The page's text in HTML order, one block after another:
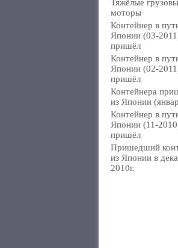
Тяжёлые
моторы
Контейнер в
Японии (03-
пришёл
Контейнер в
Японии (02-
пришёл
Контейнера
из Японии
Контейнер в
Японии (11-
пришёл
Пришедший
из Японии в
2010г.